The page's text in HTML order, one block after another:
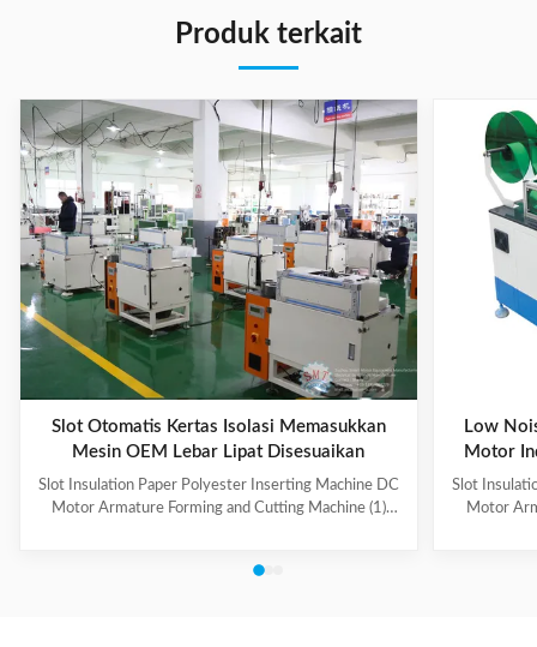
Produk terkait
Slot Otomatis Kertas Isolasi Memasukkan
Mesin OEM Lebar Lipat Disesuaikan
Slot Insulation Paper Polyester Inserting Machine DC
Motor Armature Forming and Cutting Machine (1)
thickness 0.15~0.35mm Feeding length 10~200mm
Low
Motor
Slot
Motor